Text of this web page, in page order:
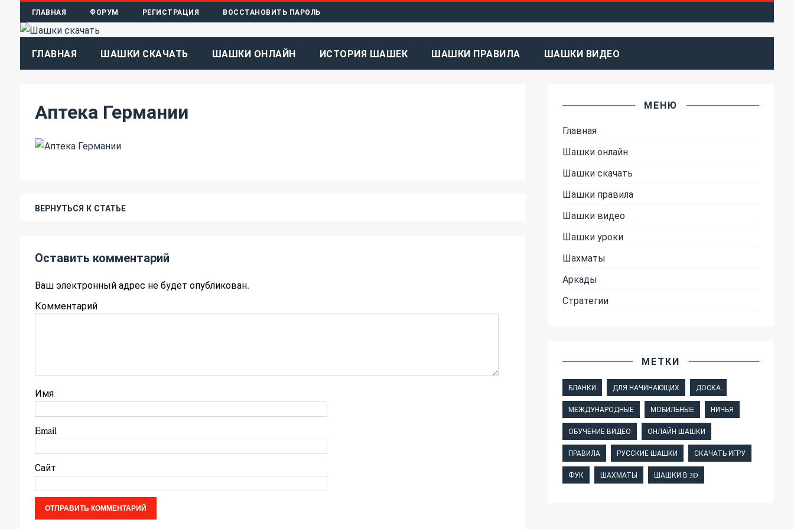
ГЛАВНАЯ ФОРУМ РЕГИСТРАЦИЯ ВОССТАНОВИТЬ ПАРОЛЬ
ГЛАВНАЯ ШАШКИ СКАЧАТЬ ШАШКИ ОНЛАЙН ИСТОРИЯ ШАШЕК ШАШКИ ПРАВИЛА ШАШКИ ВИДЕО
Аптека Германии
ВЕРНУТЬСЯ К СТАТЬЕ
Оставить комментарий
Ваш электронный адрес не будет опубликован.
Комментарий
Имя
Email
Сайт
МЕНЮ
Главная
Шашки онлайн
Шашки скачать
Шашки правила
Шашки видео
Шашки уроки
Шахматы
Аркады
Стратегии
МЕТКИ
БЛАНКИ ДЛЯ НАЧИНАЮЩИХ ДОСКА
МЕЖДУНАРОДНЫЕ МОБИЛЬНЫЕ НИЧЬЯ
ОБУЧЕНИЕ ВИДЕО ОНЛАЙН ШАШКИ
ПРАВИЛА РУССКИЕ ШАШКИ СКАЧАТЬ ИГРУ
ФУК ШАХМАТЫ ШАШКИ В 3D